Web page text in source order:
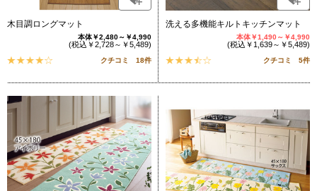
木目調ロングマット
本体￥2,480～￥4,990
(税込￥2,728～￥5,489)
クチコミ 18件
洗える多機能キルトキッチンマット
本体￥1,490～￥4,990
(税込￥1,639～￥5,489)
クチコミ 5件